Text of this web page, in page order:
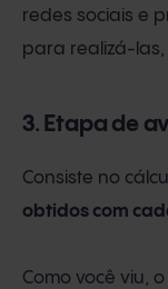
redes sociais e
para realizá-las,
3. Etapa de
Consiste no
obtidos com
Como você viu,